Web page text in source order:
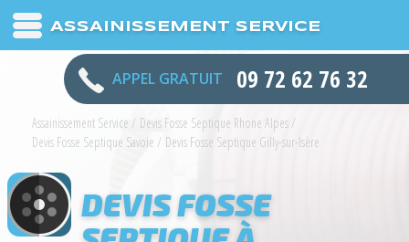
ASSAINISSEMENT SERVICE
APPEL GRATUIT 09 72 62 76 32
Assainissement Service / Devis Fosse Septique Rhone Alpes /
Devis Fosse Septique Savoie / Devis Fosse Septique Gilly-sur-Isère
DEVIS FOSSE